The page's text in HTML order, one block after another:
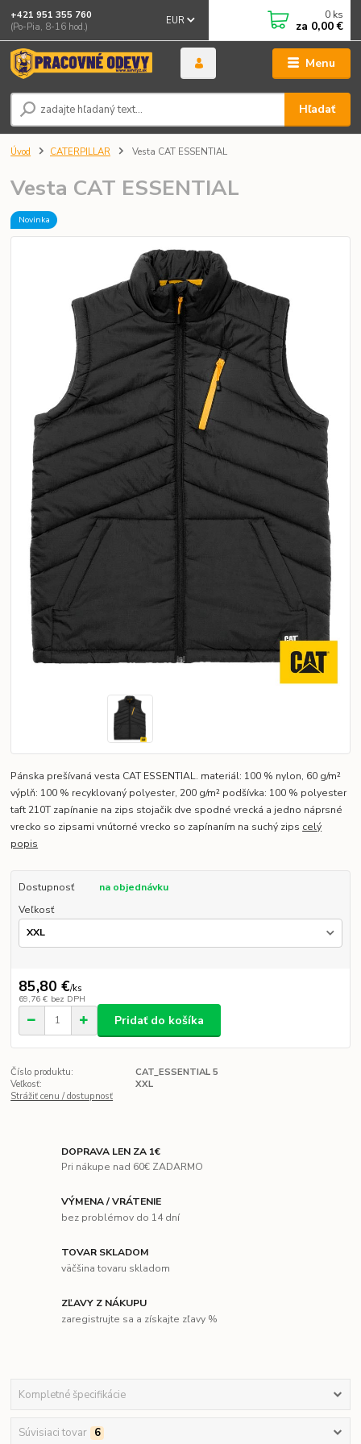
Menu
EUR
Hľadať
+421 951 355 760
(Po-Pia, 8-16 hod.)
0 ks
za 0,00 €
Úvod CATERPILLAR Vesta CAT ESSENTIAL
Vesta CAT ESSENTIAL
Novinka
Pánska prešívaná vesta CAT ESSENTIAL. materiál: 100 % nylon, 60 g/m²
výplň: 100 % recyklovaný polyester, 200 g/m² podšívka: 100 % polyester
taft 210T zapínanie na zips stojačik dve spodné vrecká a jedno náprsné
vrecko so zipsami vnútorné vrecko so zapínaním na suchý zips celý
popis
Dostupnosť
na objednávku
Veľkosť
85,80 €/ks
69,76 € bez DPH
Pridať do košíka
Číslo produktu:
CAT_ESSENTIAL 5
Veľkosť:
XXL
Strážiť cenu / dostupnosť
DOPRAVA LEN ZA 1€
Pri nákupe nad 60€ ZADARMO
VÝMENA / VRÁTENIE
bez problémov do 14 dní
TOVAR SKLADOM
väčšina tovaru skladom
ZĽAVY Z NÁKUPU
zaregistrujte sa a získajte zľavy %
Kompletné špecifikácie
Súvisiaci tovar 6